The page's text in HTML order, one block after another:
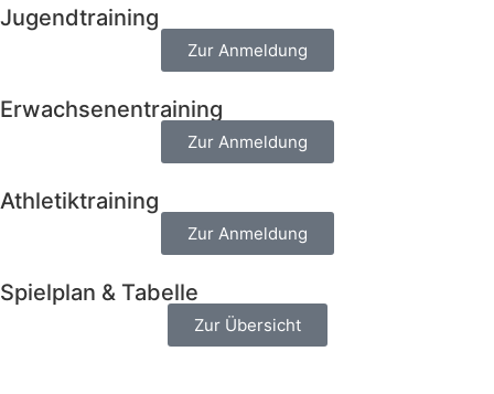
Jugendtraining
Zur Anmeldung
Erwachsenentraining
Zur Anmeldung
Athletiktraining
Zur Anmeldung
Spielplan & Tabelle
Zur Übersicht